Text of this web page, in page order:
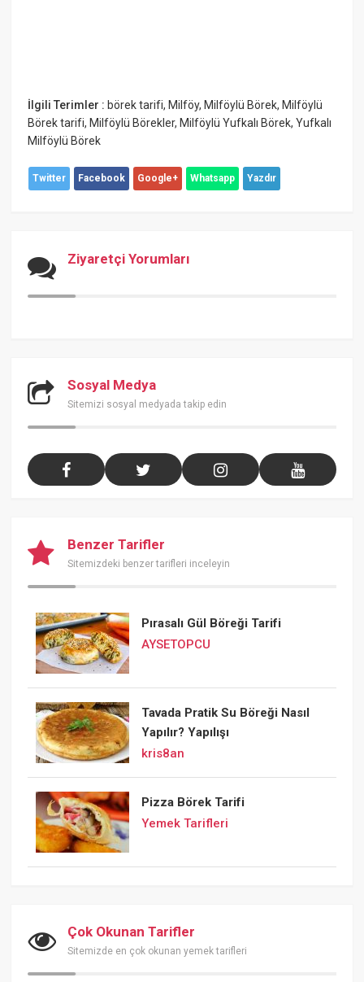
İlgili Terimler : börek tarifi, Milföy, Milföylü Börek, Milföylü
Börek tarifi, Milföylü Börekler, Milföylü Yufkalı Börek,Yufkalı
Milföylü Börek
Twitter Facebook Google+ Whatsapp Yazdır
Ziyaretçi Yorumları
Sosyal Medya
Sitemizi sosyal medyada takip edin
Benzer Tarifler
Sitemizdeki benzer tarifleri inceleyin
Pırasalı Gül Böreği Tarifi
AYSETOPCU
Tavada Pratik Su Böreği Nasıl
Yapılır? Yapılışı
kris8an
Pizza Börek Tarifi
Yemek Tarifleri
Çok Okunan Tarifler
Sitemizde en çok okunan yemek tarifleri